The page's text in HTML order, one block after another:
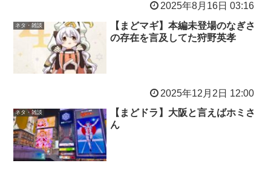
2025年8月16日 03:16
ネタ・雑談
【まどマギ】本編未登場のなぎさ
の存在を言及してた狩野英孝
2025年12月2日 12:00
ネタ・雑談
【まどドラ】大阪と言えばホミさ
ん